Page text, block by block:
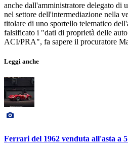
anche dall'amministratore delegato di
nel settore dell'intermediazione nella
titolare di uno sportello telematico
falsificato i "dati di proprietà delle
ACI/PRA", fa sapere il procuratore
Leggi anche
Ferrari del 1962 venduta all'asta a